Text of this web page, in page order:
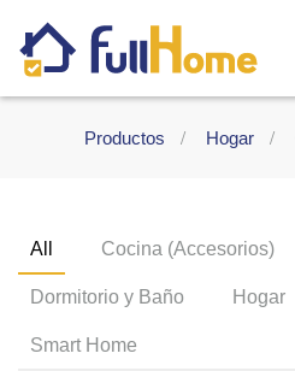
Skip to main content
Productos Hogar
All Cocina (Accesorios)
Dormitorio y Baño Hogar
Smart Home